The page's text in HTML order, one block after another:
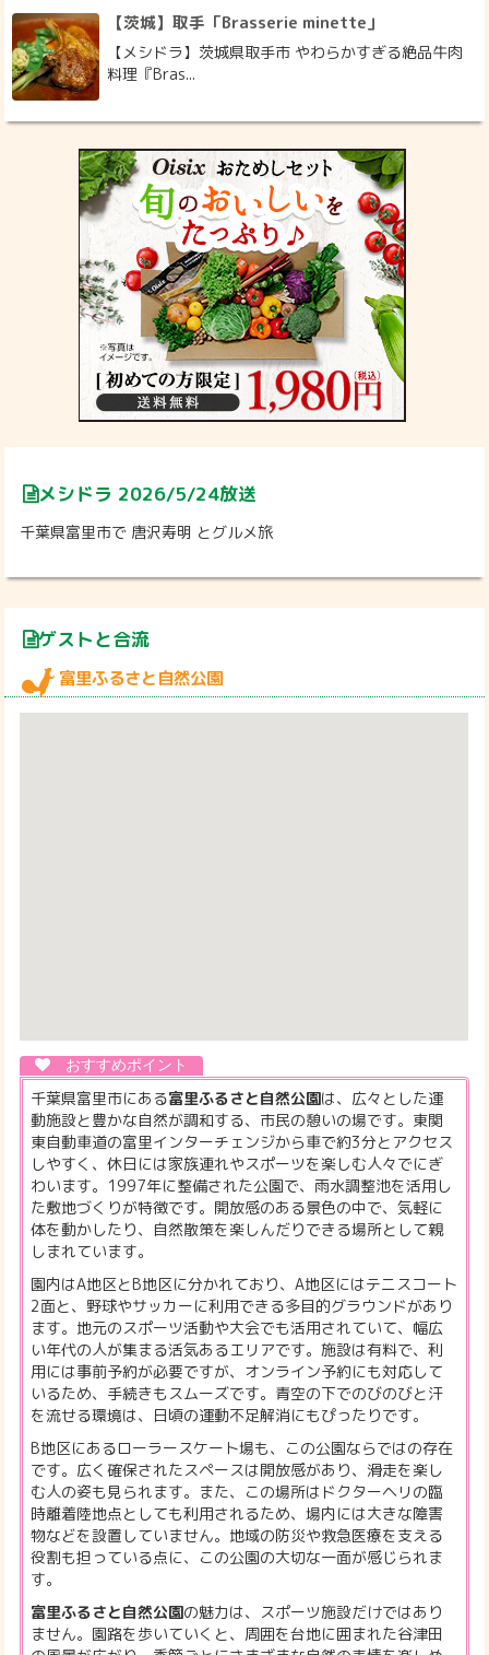
【茨城】取手「Brasserie minette」
【メシドラ】茨城県取手市 やわらかすぎる絶品牛肉
料理『Bras...
メシドラ 2026/5/24放送
千葉県富里市で 唐沢寿明 とグルメ旅
ゲストと合流
富里ふるさと自然公園
千葉県富里市にある富里ふるさと自然公園は、広々とした運
動施設と豊かな自然が調和する、市民の憩いの場です。東関
東自動車道の富里インターチェンジから車で約3分とアクセス
しやすく、休日には家族連れやスポーツを楽しむ人々でにぎ
わいます。1997年に整備された公園で、雨水調整池を活用し
た敷地づくりが特徴です。開放感のある景色の中で、気軽に
体を動かしたり、自然散策を楽しんだりできる場所として親
しまれています。
園内はA地区とB地区に分かれており、A地区にはテニスコート
2面と、野球やサッカーに利用できる多目的グラウンドがあり
ます。地元のスポーツ活動や大会でも活用されていて、幅広
い年代の人が集まる活気あるエリアです。施設は有料で、利
用には事前予約が必要ですが、オンライン予約にも対応して
いるため、手続きもスムーズです。青空の下でのびのびと汗
を流せる環境は、日頃の運動不足解消にもぴったりです。
B地区にあるローラースケート場も、この公園ならではの存在
です。広く確保されたスペースは開放感があり、滑走を楽し
む人の姿も見られます。また、この場所はドクターヘリの臨
時離着陸地点としても利用されるため、場内には大きな障害
物などを設置していません。地域の防災や救急医療を支える
役割も担っている点に、この公園の大切な一面が感じられま
す。
富里ふるさと自然公園の魅力は、スポーツ施設だけではあり
ません。園路を歩いていくと、周囲を台地に囲まれた谷津田